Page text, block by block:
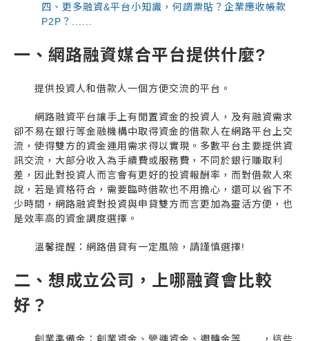
四、更多融資&平台小知識，何謂票貼？企業應收帳款
P2P？......
一、網路融資媒合平台提供什麼?
提供投資人和借款人一個方便交流的平台。
網路融資平台讓手上有閒置資金的投資人，及有融資需求
卻不易在銀行等金融機構中取得資金的借款人在網路平台上交
流，使得雙方的資金運用需求得以實現。多數平台主要提供資
訊交流，大部分收入為手續費或服務費，不同於銀行賺取利
差，因此對投資人而言會有更好的投資報酬率，而對借款人來
說，若是資格符合，需要臨時借款也不用擔心，還可以省下不
少時間，網路融資對投資與申貸雙方而言更加為靈活方便，也
是效率高的資金調度選擇。
溫馨提醒：網路借貸有一定風險，請謹慎選擇!
二、想成立公司，上哪融資會比較
好？
創業準備金：創業資金、營運資金、週轉金等......，這些